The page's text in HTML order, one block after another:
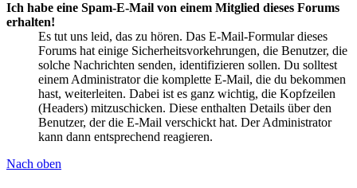
Ich habe eine Spam-E-Mail von einem Mitglied dieses Forums
erhalten!
Es tut uns leid, das zu hören. Das E-Mail-Formular dieses
Forums hat einige Sicherheitsvorkehrungen, die Benutzer, die
solche Nachrichten senden, identifizieren sollen. Du solltest
einem Administrator die komplette E-Mail, die du bekommen
hast, weiterleiten. Dabei ist es ganz wichtig, die Kopfzeilen
(Headers) mitzuschicken. Diese enthalten Details über den
Benutzer, der die E-Mail verschickt hat. Der Administrator
kann dann entsprechend reagieren.
Nach oben